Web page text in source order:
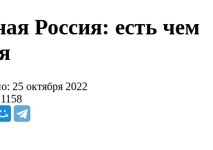
Россия: есть чем
25 октября 2022